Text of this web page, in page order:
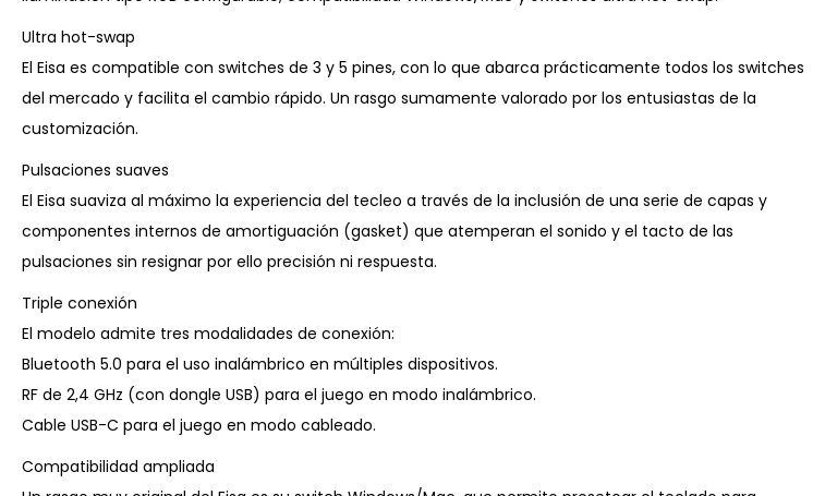
Ultra hot-swap
El Eisa es compatible con switches de 3 y 5 pines, con lo que abarca prácticamente todos los switches
del mercado y facilita el cambio rápido. Un rasgo sumamente valorado por los entusiastas de la
customización.
Pulsaciones suaves
El Eisa suaviza al máximo la experiencia del tecleo a través de la inclusión de una serie de capas y
componentes internos de amortiguación (gasket) que atemperan el sonido y el tacto de las
pulsaciones sin resignar por ello precisión ni respuesta.
Triple conexión
El modelo admite tres modalidades de conexión:
Bluetooth 5.0 para el uso inalámbrico en múltiples dispositivos.
RF de 2,4 GHz (con dongle USB) para el juego en modo inalámbrico.
Cable USB-C para el juego en modo cableado.
Compatibilidad ampliada